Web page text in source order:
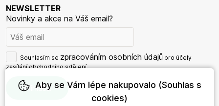
NEWSLETTER
Novinky a akce na Váš email?
Souhlasím se zpracováním osobních údajů pro účely
zasílání obchodního sdělení.
Aby se Vám lépe nakupovalo (Souhlas s
cookies)